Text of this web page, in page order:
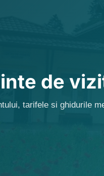
de
tarifele si ghidurile